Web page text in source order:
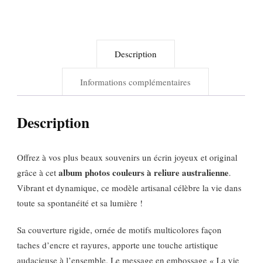
–
australienne
Description
Informations complémentaires
Description
Offrez à vos plus beaux souvenirs un écrin joyeux et original
grâce à cet album photos couleurs à reliure australienne.
Vibrant et dynamique, ce modèle artisanal célèbre la vie dans
toute sa spontanéité et sa lumière !
Sa couverture rigide, ornée de motifs multicolores façon
taches d’encre et rayures, apporte une touche artistique
audacieuse à l’ensemble. Le message en embossage « La vie